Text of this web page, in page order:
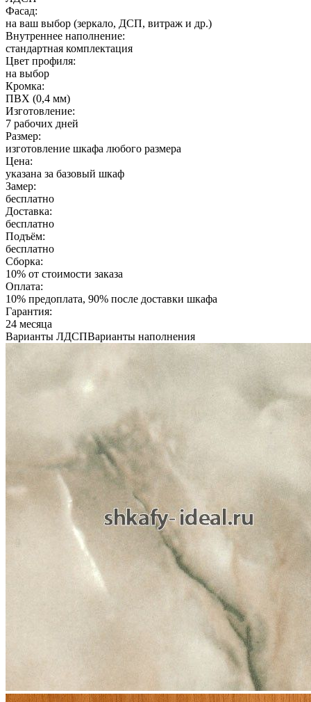
Фасад:
на ваш выбор (зеркало, ДСП, витраж и др.)
Внутреннее наполнение:
стандартная комплектация
Цвет профиля:
на выбор
Кромка:
ПВХ (0,4 мм)
Изготовление:
7 рабочих дней
Размер:
изготовление шкафа любого размера
Цена:
указана за базовый шкаф
Замер:
бесплатно
Доставка:
бесплатно
Подъём:
бесплатно
Сборка:
10% от стоимости заказа
Оплата:
10% предоплата, 90% после доставки шкафа
Гарантия:
24 месяца
Варианты ЛДСПВарианты наполнения